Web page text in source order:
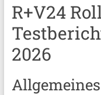
R+V24
2026
Allgemeines